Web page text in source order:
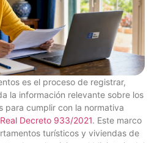
es el proceso de registrar,
la información relevante sobre los
para cumplir con la normativa
Real Decreto 933/2021. Este marco
turísticos y viviendas de